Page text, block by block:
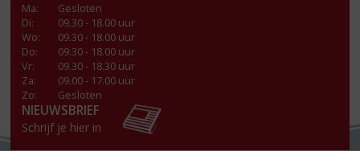
Ma:
Gesloten
Di:
09.30 - 18.00 uur
Wo:
09.30 - 18.00 uur
Do:
09.30 - 18.00 uur
Vr:
09.30 - 18.30 uur
Za:
09.00 - 17.00 uur
Zo:
Gesloten
NIEUWSBRIEF
Schrijf je hier in